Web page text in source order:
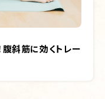
斜筋に効くトレー